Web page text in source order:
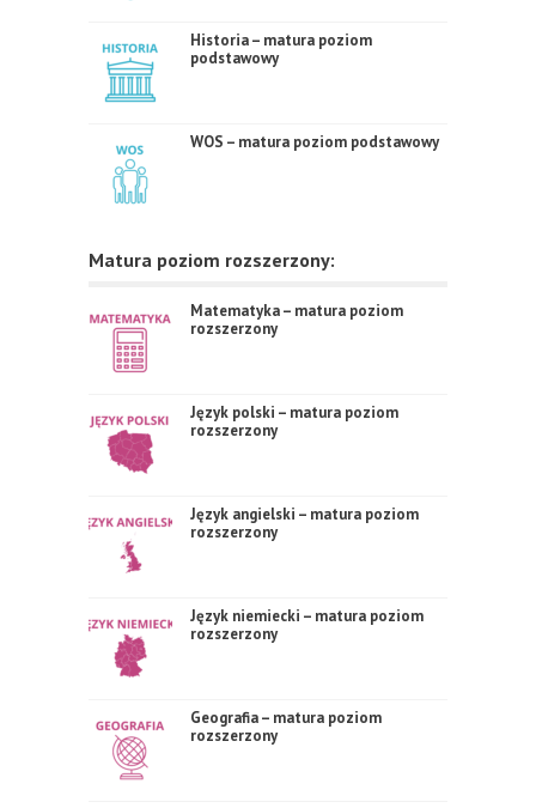
Historia – matura poziom
podstawowy
WOS – matura poziom podstawowy
Matura poziom rozszerzony:
Matematyka – matura poziom
rozszerzony
Język polski – matura poziom
rozszerzony
Język angielski – matura poziom
rozszerzony
Język niemiecki – matura poziom
rozszerzony
Geografia – matura poziom
rozszerzony